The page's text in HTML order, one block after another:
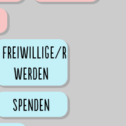
Freiwillige/r
werden
Spenden